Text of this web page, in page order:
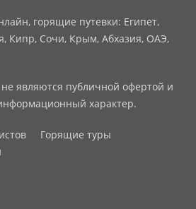
горящие путевки: Египет,
Кипр, Сочи, Крым, Абхазия, ОАЭ,
являются публичной офертой и
характер.
Горящие туры